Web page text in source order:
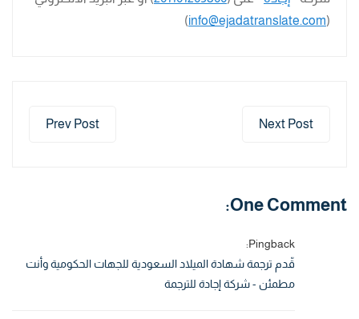
(
info@ejadatranslate.com
)
Prev Post Next Post
One Comment:
Pingback:
قّدم ترجمة شهادة الميلاد السعودية للجهات الحكومية وأنت
مطمئن - شركة إجادة للترجمة